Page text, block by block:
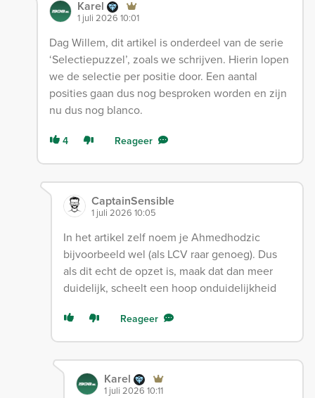
Karel
1 juli 2026 10:01
Dag Willem, dit artikel is onderdeel van de serie
‘Selectiepuzzel’, zoals we schrijven. Hierin lopen
we de selectie per positie door. Een aantal
posities gaan dus nog besproken worden en zijn
nu dus nog blanco.
4 Reageer
CaptainSensible
1 juli 2026 10:05
In het artikel zelf noem je Ahmedhodzic
bijvoorbeeld wel (als LCV raar genoeg). Dus
als dit echt de opzet is, maak dat dan meer
duidelijk, scheelt een hoop onduidelijkheid
Reageer
Karel
1 juli 2026 10:11